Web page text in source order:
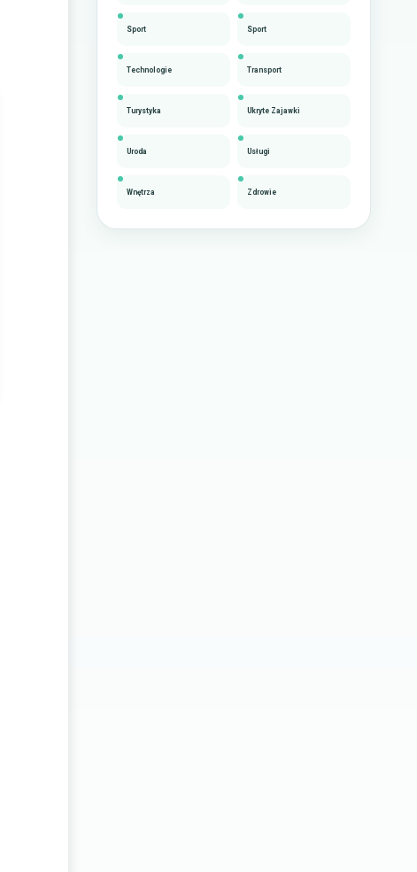
Sport Sport
Technologie Transport
Turystyka Ukryte Zajawki
Uroda Usługi
Wnętrza Zdrowie